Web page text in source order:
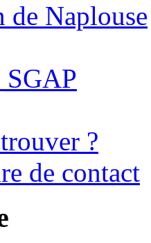
de Naplouse
?
de contact